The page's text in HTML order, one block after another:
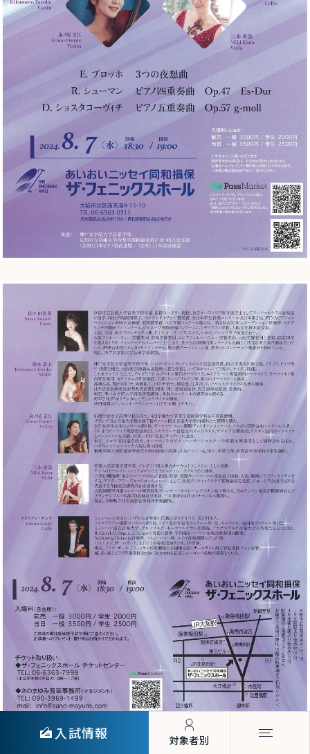
入試情報 対象者別